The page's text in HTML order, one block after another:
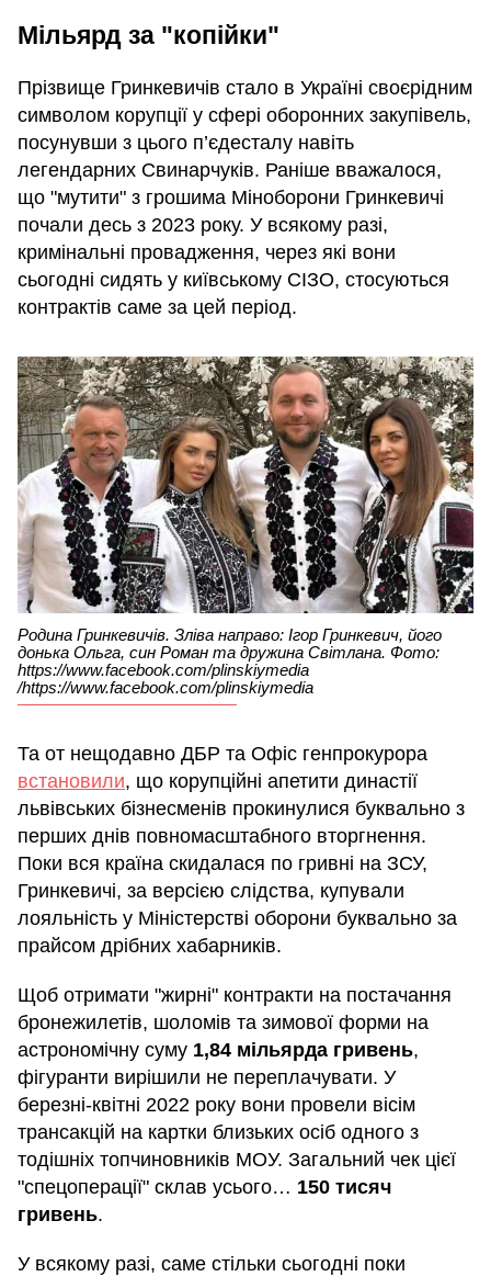
Мільярд за "копійки"
Прізвище Гринкевичів стало в Україні своєрідним
символом корупції у сфері оборонних закупівель,
посунувши з цього п’єдесталу навіть
легендарних Свинарчуків. Раніше вважалося,
що "мутити" з грошима Міноборони Гринкевичі
почали десь з 2023 року. У всякому разі,
кримінальні провадження, через які вони
сьогодні сидять у київському СІЗО, стосуються
контрактів саме за цей період.
Родина Гринкевичів. Зліва направо: Ігор Гринкевич, його
донька Ольга, син Роман та дружина Світлана. Фото:
https://www.facebook.com/plinskiymedia
/https://www.facebook.com/plinskiymedia
Та от нещодавно ДБР та Офіс генпрокурора
встановили, що корупційні апетити династії
львівських бізнесменів прокинулися буквально з
перших днів повномасштабного вторгнення.
Поки вся країна скидалася по гривні на ЗСУ,
Гринкевичі, за версією слідства, купували
лояльність у Міністерстві оборони буквально за
прайсом дрібних хабарників.
Щоб отримати "жирні" контракти на постачання
бронежилетів, шоломів та зимової форми на
астрономічну суму 1,84 мільярда гривень,
фігуранти вирішили не переплачувати. У
березні-квітні 2022 року вони провели вісім
трансакцій на картки близьких осіб одного з
тодішніх топчиновників МОУ. Загальний чек цієї
"спецоперації" склав усього… 150 тисяч
гривень.
У всякому разі, саме стільки сьогодні поки